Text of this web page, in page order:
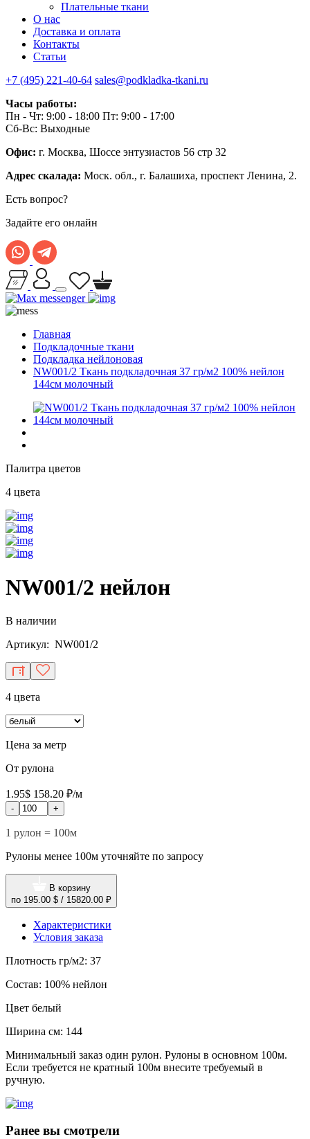
Плательные ткани
О нас
Доставка и оплата
Контакты
Статьи
+7 (495) 221-40-64 sales@podkladka-tkani.ru
Часы работы:
Пн - Чт: 9:00 - 18:00 Пт: 9:00 - 17:00
Сб-Вс: Выходные
Офис: г. Москва, Шоссе энтузиастов 56 стр 32
Адрес скалада: Моск. обл., г. Балашиха, проспект Ленина, 2.
Есть вопрос?
Задайте его онлайн
Главная
Подкладочные ткани
Подкладка нейлоновая
NW001/2 Ткань подкладочная 37 гр/м2 100% нейлон
144см молочный
Палитра цветов
4 цвета
NW001/2 нейлон
В наличии
Артикул: NW001/2
4 цвета
Цена за метр
От рулона
1.95$ 158.20 ₽/м
- +
1 рулон = 100м
Рулоны менее 100м уточняйте по запросу
В корзину
по 195.00 $ / 15820.00 ₽
Характеристики
Условия заказа
Плотность гр/м2: 37
Состав: 100% нейлон
Цвет белый
Ширина см: 144
Минимальный заказ один рулон. Рулоны в основном 100м.
Если требуется не кратный 100м внесите требуемый в
ручную.
Ранее вы смотрели